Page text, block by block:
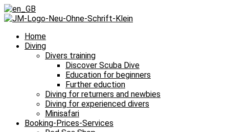
Home
Diving
Divers training
Discover Scuba Dive
Education for beginners
Further eduction
Diving for returners and newbies
Diving for experienced divers
Minisafari
Booking-Prices-Services